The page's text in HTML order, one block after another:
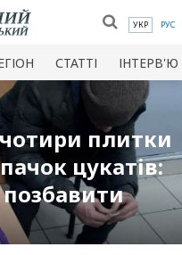
УКР РУС
СТАТТІ ІНТЕРВ'Ю
плитки
цукатів: